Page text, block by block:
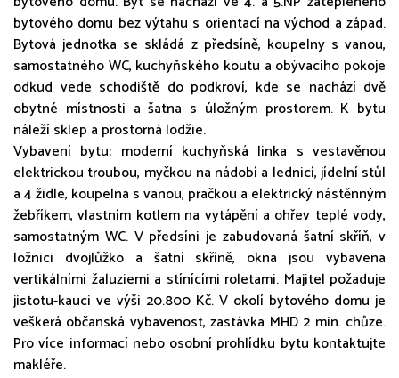
bytového domu bez výtahu s orientací na východ a západ.
Bytová jednotka se skládá z předsíně, koupelny s vanou,
samostatného WC, kuchyňského koutu a obývacího pokoje
odkud vede schodiště do podkroví, kde se nachází dvě
obytné místnosti a šatna s úložným prostorem. K bytu
náleží sklep a prostorná lodžie.
Vybavení bytu: moderní kuchyňská linka s vestavěnou
elektrickou troubou, myčkou na nádobí a lednicí, jídelní stůl
a 4 židle, koupelna s vanou, pračkou a elektrický nástěnným
žebříkem, vlastním kotlem na vytápění a ohřev teplé vody,
samostatným WC. V předsíni je zabudovaná šatní skříň, v
ložnici dvojlůžko a šatní skříně, okna jsou vybavena
vertikálními žaluziemi a stínícími roletami. Majitel požaduje
jistotu-kauci ve výši 20.800 Kč. V okolí bytového domu je
veškerá občanská vybavenost, zastávka MHD 2 min. chůze.
Pro více informací nebo osobní prohlídku bytu kontaktujte
makléře.